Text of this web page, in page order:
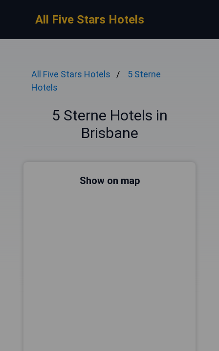
All Five Stars Hotels
All Five Stars Hotels
5 Sterne
Hotels
5 Sterne Hotels in
Brisbane
Show on map